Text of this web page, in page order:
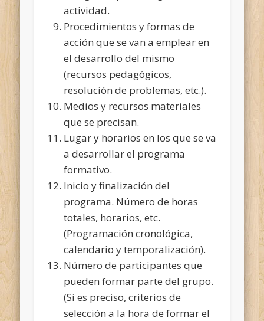
actividad.
Procedimientos y formas de
acción que se van a emplear en
el desarrollo del mismo
(recursos pedagógicos,
resolución de problemas, etc.).
Medios y recursos materiales
que se precisan.
Lugar y horarios en los que se va
a desarrollar el programa
formativo.
Inicio y finalización del
programa. Número de horas
totales, horarios, etc.
(Programación cronológica,
calendario y temporalización).
Número de participantes que
pueden formar parte del grupo.
(Si es preciso, criterios de
selección a la hora de formar el